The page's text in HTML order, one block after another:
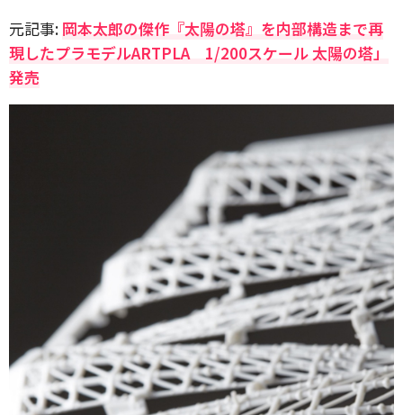
元記事: 岡本太郎の傑作『太陽の塔』を内部構造まで再
現したプラモデルARTPLA 1/200スケール 太陽の塔」
発売